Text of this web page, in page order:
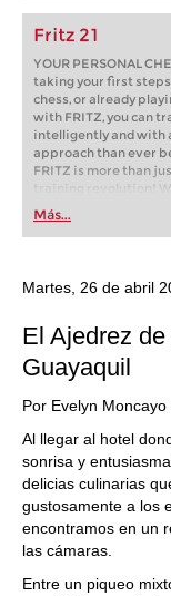
Fritz 21
YOUR PERSONAL
taking your first
chess, or already
with FRITZ, you can
intelligently and with
approach than ever
FRITZ is more than
training revolution!
first steps into the
playing at a
train more
Más...
Martes, 26 de abril
El Ajedrez
Guayaquil
Por Evelyn
Al llegar al hotel
sonrisa y
delicias culinarias
gustosamente a los
encontramos en un
las cámaras.
Entre un piqueo